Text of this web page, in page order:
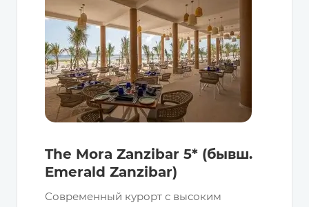
The Mora Zanzibar 5* (бывш.
Emerald Zanzibar)
Современный курорт с высоким